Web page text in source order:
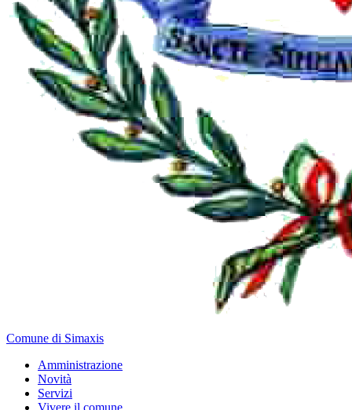
Comune di Simaxis
Amministrazione
Novità
Servizi
Vivere il comune